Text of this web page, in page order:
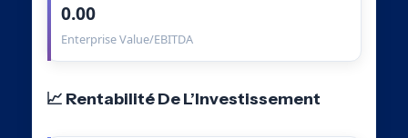
0.00
Enterprise Value/EBITDA
📈 Rentabilité De L’Investissement